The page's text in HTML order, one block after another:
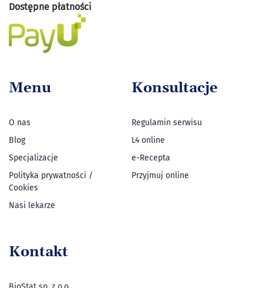
Dostępne płatności
Menu
O nas
Blog
Specjalizacje
Polityka prywatności /
Cookies
Nasi lekarze
Konsultacje
Regulamin serwisu
L4 online
e-Recepta
Przyjmuj online
Kontakt